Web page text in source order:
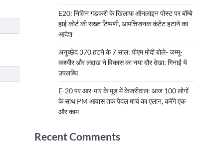
E20: नितिन गडकरी के खिलाफ ऑनलाइन पोस्ट पर बॉम्बे
हाई कोर्ट की सख्त टिप्पणी, आपत्तिजनक कंटेंट हटाने का
आदेश
अनुच्छेद 370 हटने के 7 साल: पीएम मोदी बोले- जम्मू-
कश्मीर और लद्दाख ने विकास का नया दौर देखा; गिनाईं ये
उपलब्धि
E-20 पर आर-पार के मूड में केजरीवाल: आज 100 लोगों
के साथ PM आवास तक पैदल मार्च का एलान, करेंगे एक
और काम
Recent Comments